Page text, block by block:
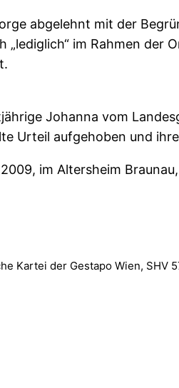
abgelehnt mit der
im Rahmen
Johanna vom
Urteil aufgehoben und
im Altersheim
Kartei der Gestapo Wien, SHV